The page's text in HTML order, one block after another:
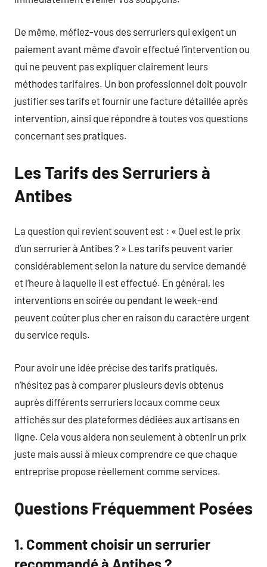
De même, méfiez-vous des serruriers qui exigent un
paiement avant même d’avoir effectué l’intervention ou
qui ne peuvent pas expliquer clairement leurs
méthodes tarifaires. Un bon professionnel doit pouvoir
justifier ses tarifs et fournir une facture détaillée après
intervention, ainsi que répondre à toutes vos questions
concernant ses pratiques.
Les Tarifs des Serruriers à
Antibes
La question qui revient souvent est : « Quel est le prix
d’un serrurier à Antibes ? » Les tarifs peuvent varier
considérablement selon la nature du service demandé
et l’heure à laquelle il est effectué. En général, les
interventions en soirée ou pendant le week-end
peuvent coûter plus cher en raison du caractère urgent
du service requis.
Pour avoir une idée précise des tarifs pratiqués,
n’hésitez pas à comparer plusieurs devis obtenus
auprès différents serruriers locaux comme ceux
affichés sur des plateformes dédiées aux artisans en
ligne. Cela vous aidera non seulement à obtenir un prix
juste mais aussi à mieux comprendre ce que chaque
entreprise propose réellement comme services.
Questions Fréquemment Posées
1. Comment choisir un serrurier
recommandé à Antibes ?